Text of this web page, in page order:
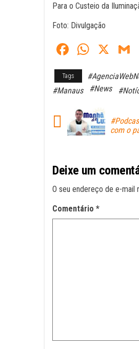
Para o Custeio da
Foto: Divulgação
Fa
ce
bo
ok
W
ts
pp
X
Tags
#Manaus
#News
com o
Deixe um
O seu endereço de e-mail
Comentário *